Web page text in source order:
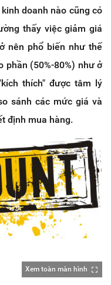
doanh nào cũng có
thấy việc giảm giá
nên phổ biến như thế
phần (50%-80%) như ở
thích" được tâm lý
sánh các mức giá và
định mua hàng.
Xem toàn màn hình